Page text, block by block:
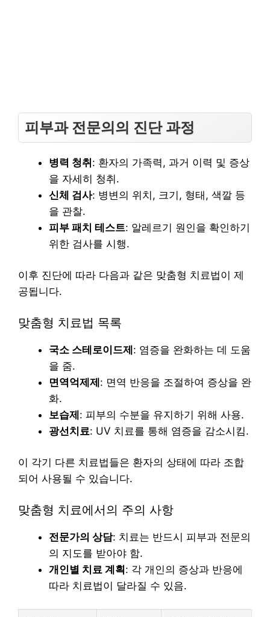
피부과 전문의의 진단 과정
병력 청취: 환자의 가족력, 과거 이력 및 증상
을 자세히 청취.
신체 검사: 병변의 위치, 크기, 형태, 색깔 등
을 관찰.
피부 패치 테스트: 알레르기 원인을 확인하기
위한 검사를 시행.
이후 진단에 따라 다음과 같은 맞춤형 치료법이 제
공됩니다.
맞춤형 치료법 목록
국소 스테로이드제: 염증을 완화하는 데 도움
을 줌.
면역억제제: 면역 반응을 조절하여 증상을 완
화.
보습제: 피부의 수분을 유지하기 위해 사용.
광선치료: UV 치료를 통해 염증을 감소시킴.
이 각기 다른 치료법들은 환자의 상태에 따라 조합
되어 사용될 수 있습니다.
맞춤형 치료에서의 주의 사항
전문가의 상담: 치료는 반드시 피부과 전문의
의 지도를 받아야 함.
개인별 치료 계획: 각 개인의 증상과 반응에
따라 치료법이 달라질 수 있음.